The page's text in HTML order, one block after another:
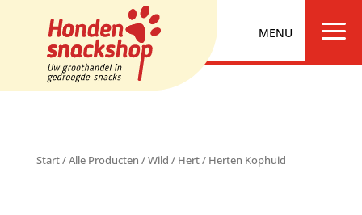
a
Start/Alle Producten /Wild / Hert/ Herten Kophuid